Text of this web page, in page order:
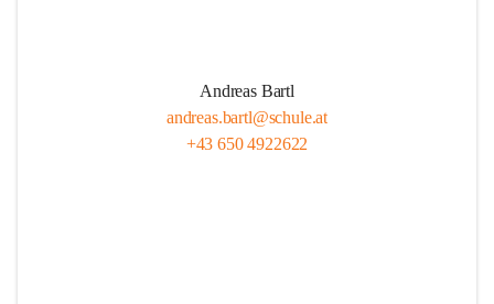
Andreas Bartl
andreas.bartl@schule.at
+43 650 4922622